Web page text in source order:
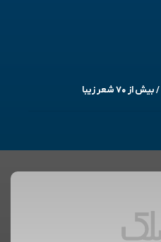
شعر زیبا